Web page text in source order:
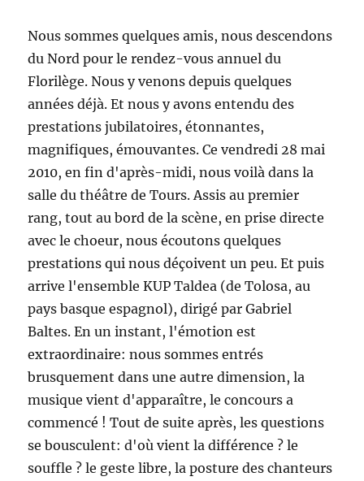
Nous sommes quelques amis, nous descendons
du Nord pour le rendez-vous annuel du
Florilège. Nous y venons depuis quelques
années déjà. Et nous y avons entendu des
prestations jubilatoires, étonnantes,
magnifiques, émouvantes. Ce vendredi 28 mai
2010, en fin d'après-midi, nous voilà dans la
salle du théâtre de Tours. Assis au premier
rang, tout au bord de la scène, en prise directe
avec le choeur, nous écoutons quelques
prestations qui nous déçoivent un peu. Et puis
arrive l'ensemble KUP Taldea (de Tolosa, au
pays basque espagnol), dirigé par Gabriel
Baltes. En un instant, l'émotion est
extraordinaire: nous sommes entrés
brusquement dans une autre dimension, la
musique vient d'apparaître, le concours a
commencé ! Tout de suite après, les questions
se bousculent: d'où vient la différence ? le
souffle ? le geste libre, la posture des chanteurs